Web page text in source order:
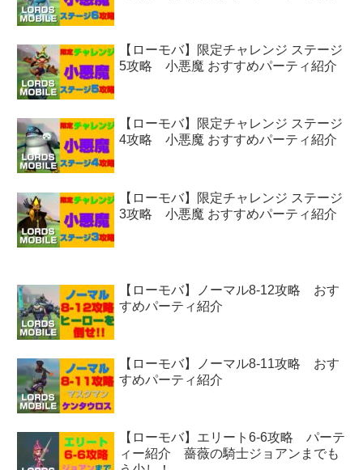
【ローモバ】限定チャレンジ ステージ
5攻略 小悪魔 おすすめパーティ紹介
【ローモバ】限定チャレンジ ステージ
4攻略 小悪魔 おすすめパーティ紹介
【ローモバ】限定チャレンジ ステージ
3攻略 小悪魔 おすすめパーティ紹介
【ローモバ】ノーマル8-12攻略 おす
すめパーティ紹介
【ローモバ】ノーマル8-11攻略 おす
すめパーティ紹介
【ローモバ】エリート6-6攻略 パーテ
ィー紹介 薔薇の騎士ジョアンまでも